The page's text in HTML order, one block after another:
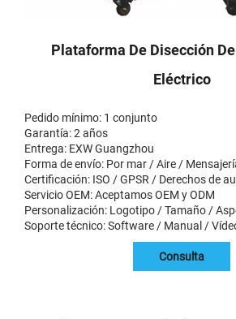
Plataforma De Disección
Eléctrico
Pedido mínimo: 1 conjunto
Garantía: 2 años
Entrega: EXW Guangzhou
Forma de envío: Por mar / Aire /
Certificación: ISO / GPSR / Derechos de
Servicio OEM: Aceptamos OEM y ODM
Personalización: Logotipo / Tamaño /
Soporte técnico: Software / Manual /
Consulta